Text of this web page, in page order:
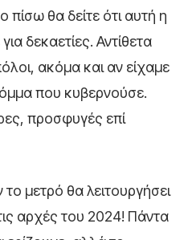
πίσω θα δείτε ότι αυτή η
δεκαετίες. Αντίθετα
ακόμα και αν είχαμε
που κυβερνούσε.
προσφυγές επί
μετρό θα λειτουργήσει
αρχές του 2024! Πάντα